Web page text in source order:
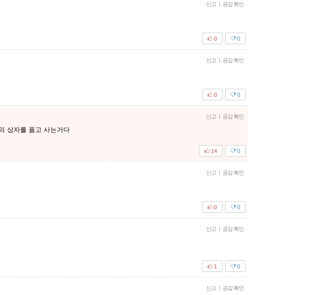
신고 | 공감 확인
0
0
신고 | 공감 확인
0
0
신고 | 공감 확인
상자를 품고 사는거다
0
14
신고 | 공감 확인
0
0
신고 | 공감 확인
0
1
신고 | 공감 확인